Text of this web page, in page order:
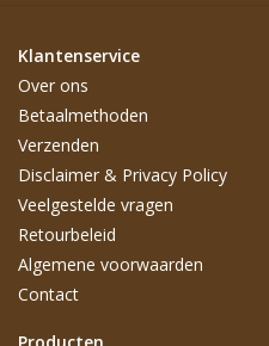
Klantenservice
Over ons
Betaalmethoden
Verzenden
Disclaimer & Privacy Policy
Veelgestelde vragen
Retourbeleid
Algemene voorwaarden
Contact